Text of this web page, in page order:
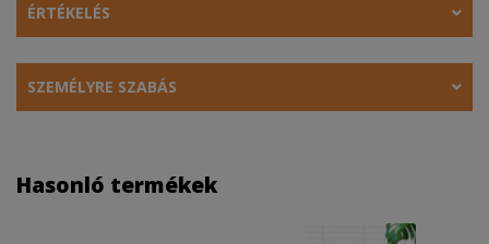
ÉRTÉKELÉS
SZEMÉLYRE SZABÁS
Hasonló termékek